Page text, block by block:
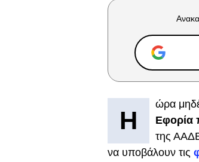
Η
ώρα
Εφορία
της
να υποβάλουν τις